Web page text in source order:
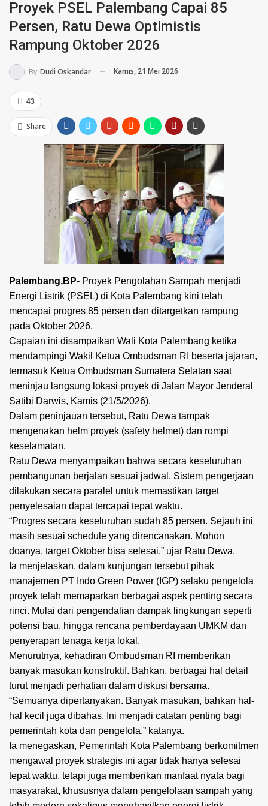
Proyek PSEL Palembang Capai 85
Persen, Ratu Dewa Optimistis
Rampung Oktober 2026
By Dudi Oskandar Kamis, 21 Mei 2026
43
Share
Palembang,BP- Proyek Pengolahan Sampah menjadi
Energi Listrik (PSEL) di Kota Palembang kini telah
mencapai progres 85 persen dan ditargetkan rampung
pada Oktober 2026.
Capaian ini disampaikan Wali Kota Palembang ketika
mendampingi Wakil Ketua Ombudsman RI beserta jajaran,
termasuk Ketua Ombudsman Sumatera Selatan saat
meninjau langsung lokasi proyek di Jalan Mayor Jenderal
Satibi Darwis, Kamis (21/5/2026).
Dalam peninjauan tersebut, Ratu Dewa tampak
mengenakan helm proyek (safety helmet) dan rompi
keselamatan.
Ratu Dewa menyampaikan bahwa secara keseluruhan
pembangunan berjalan sesuai jadwal. Sistem pengerjaan
dilakukan secara paralel untuk memastikan target
penyelesaian dapat tercapai tepat waktu.
“Progres secara keseluruhan sudah 85 persen. Sejauh ini
masih sesuai schedule yang direncanakan. Mohon
doanya, target Oktober bisa selesai,” ujar Ratu Dewa.
Ia menjelaskan, dalam kunjungan tersebut pihak
manajemen PT Indo Green Power (IGP) selaku pengelola
proyek telah memaparkan berbagai aspek penting secara
rinci. Mulai dari pengendalian dampak lingkungan seperti
potensi bau, hingga rencana pemberdayaan UMKM dan
penyerapan tenaga kerja lokal.
Menurutnya, kehadiran Ombudsman RI memberikan
banyak masukan konstruktif. Bahkan, berbagai hal detail
turut menjadi perhatian dalam diskusi bersama.
“Semuanya dipertanyakan. Banyak masukan, bahkan hal-
hal kecil juga dibahas. Ini menjadi catatan penting bagi
pemerintah kota dan pengelola,” katanya.
Ia menegaskan, Pemerintah Kota Palembang berkomitmen
mengawal proyek strategis ini agar tidak hanya selesai
tepat waktu, tetapi juga memberikan manfaat nyata bagi
masyarakat, khususnya dalam pengelolaan sampah yang